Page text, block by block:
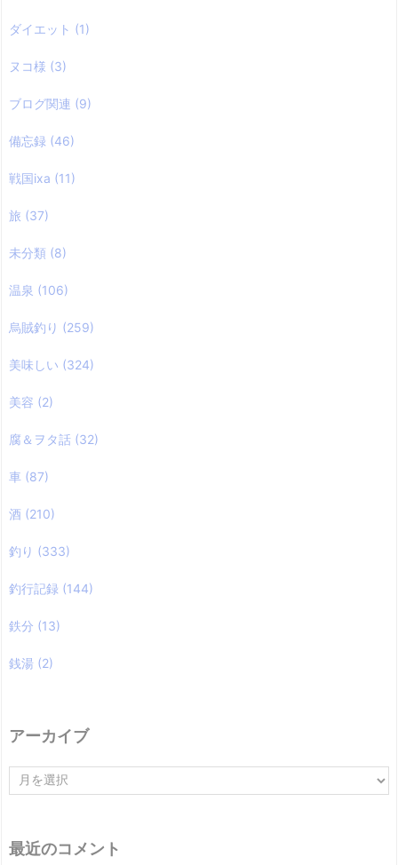
ダイエット (1)
ヌコ様 (3)
ブログ関連 (9)
備忘録 (46)
戦国ixa (11)
旅 (37)
未分類 (8)
温泉 (106)
烏賊釣り (259)
美味しい (324)
美容 (2)
腐＆ヲタ話 (32)
車 (87)
酒 (210)
釣り (333)
釣行記録 (144)
鉄分 (13)
銭湯 (2)
アーカイブ
ー
ブ
最近のコメント